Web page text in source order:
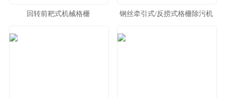
回转前耙式机械格栅 钢丝牵引式/反捞式格栅除污机